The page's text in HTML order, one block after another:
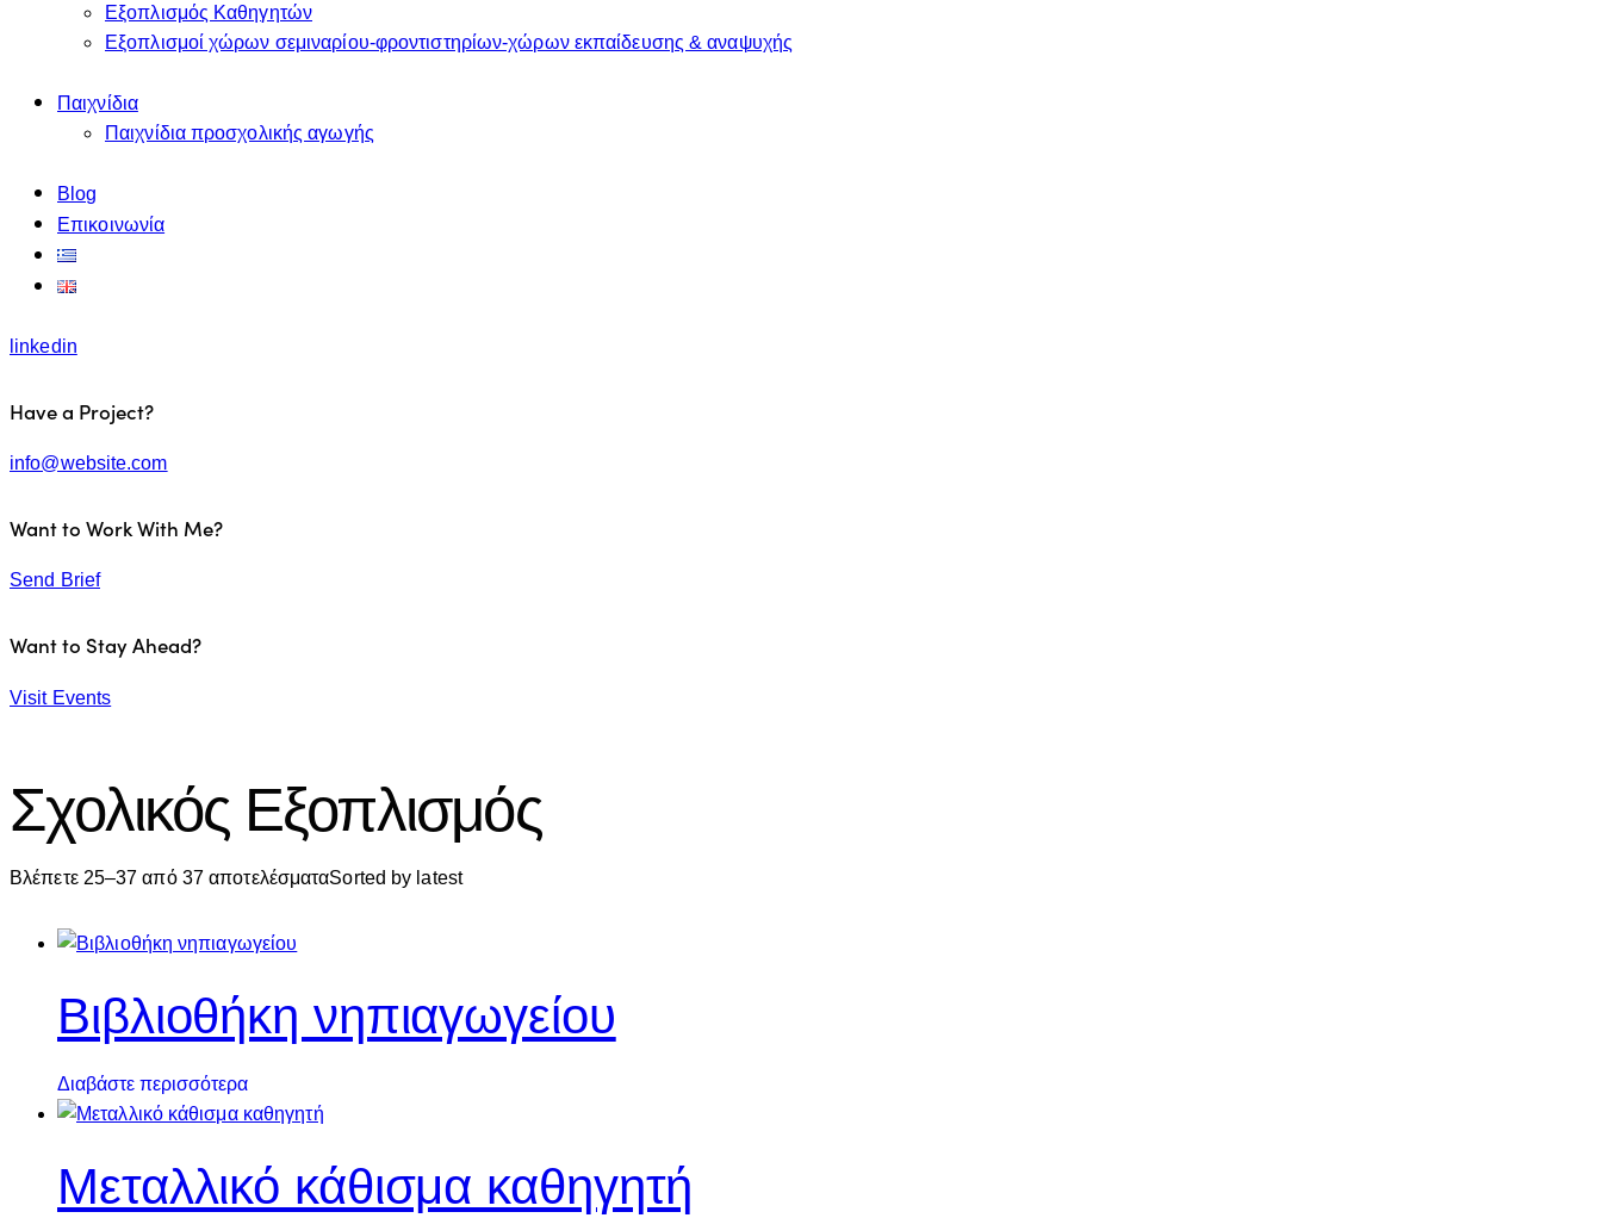
Εξοπλισμός Καθηγητών
Εξοπλισμοί χώρων σεμιναρίου-φροντιστηρίων-χώρων εκπαίδευσης & αναψυχής
Παιχνίδια
Παιχνίδια προσχολικής αγωγής
Blog
Επικοινωνία
linkedin
Have a Project?
info@website.com
Want to Work With Me?
Send Brief
Want to Stay Ahead?
Visit Events
Σχολικός Εξοπλισμός
Βλέπετε 25–37 από 37 αποτελέσματαSorted by latest
Βιβλιοθήκη νηπιαγωγείου
Διαβάστε περισσότερα
Μεταλλικό κάθισμα καθηγητή